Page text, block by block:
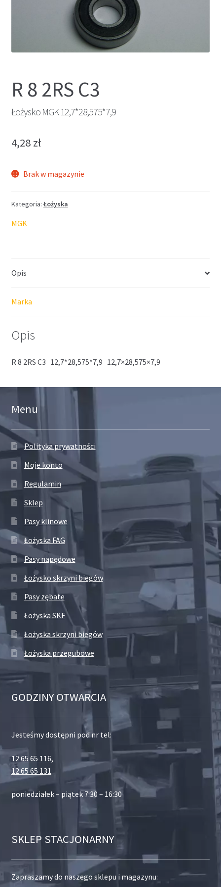
R 8 2RS C3
Łożysko MGK 12,7*28,575*7,9
4,28 zł
Brak w magazynie
Kategoria: Łożyska
MGK
Opis
Marka
Opis
R 8 2RS C3 12,7*28,575*7,9 12,7×28,575×7,9
Menu
Polityka prywatności
Moje konto
Regulamin
Sklep
Pasy klinowe
Łożyska FAG
Pasy napędowe
Łożysko skrzyni biegów
Pasy zębate
Łożyska SKF
Łożyska skrzyni biegów
Łożyska przegubowe
GODZINY OTWARCIA
Jesteśmy dostępni pod nr tel:
12 65 65 116,
12 65 65 131
poniedziałek – piątek 7:30 – 16:30
SKLEP STACJONARNY
Zapraszamy do naszego sklepu i magazynu: